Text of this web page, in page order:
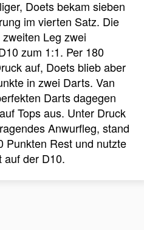
Doets bekam sieben
im vierten Satz. Die
zweiten Leg zwei
zum 1:1. Per 180
auf, Doets blieb aber
in zwei Darts. Van
Darts dagegen
Tops aus. Unter Druck
Anwurfleg, stand
Punkten Rest und nutzte
auf der D10.